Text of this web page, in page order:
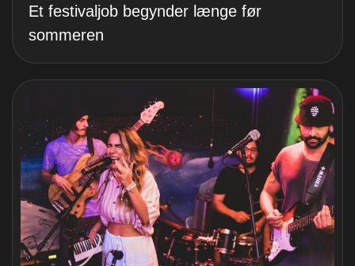
Et festivaljob begynder længe før
sommeren